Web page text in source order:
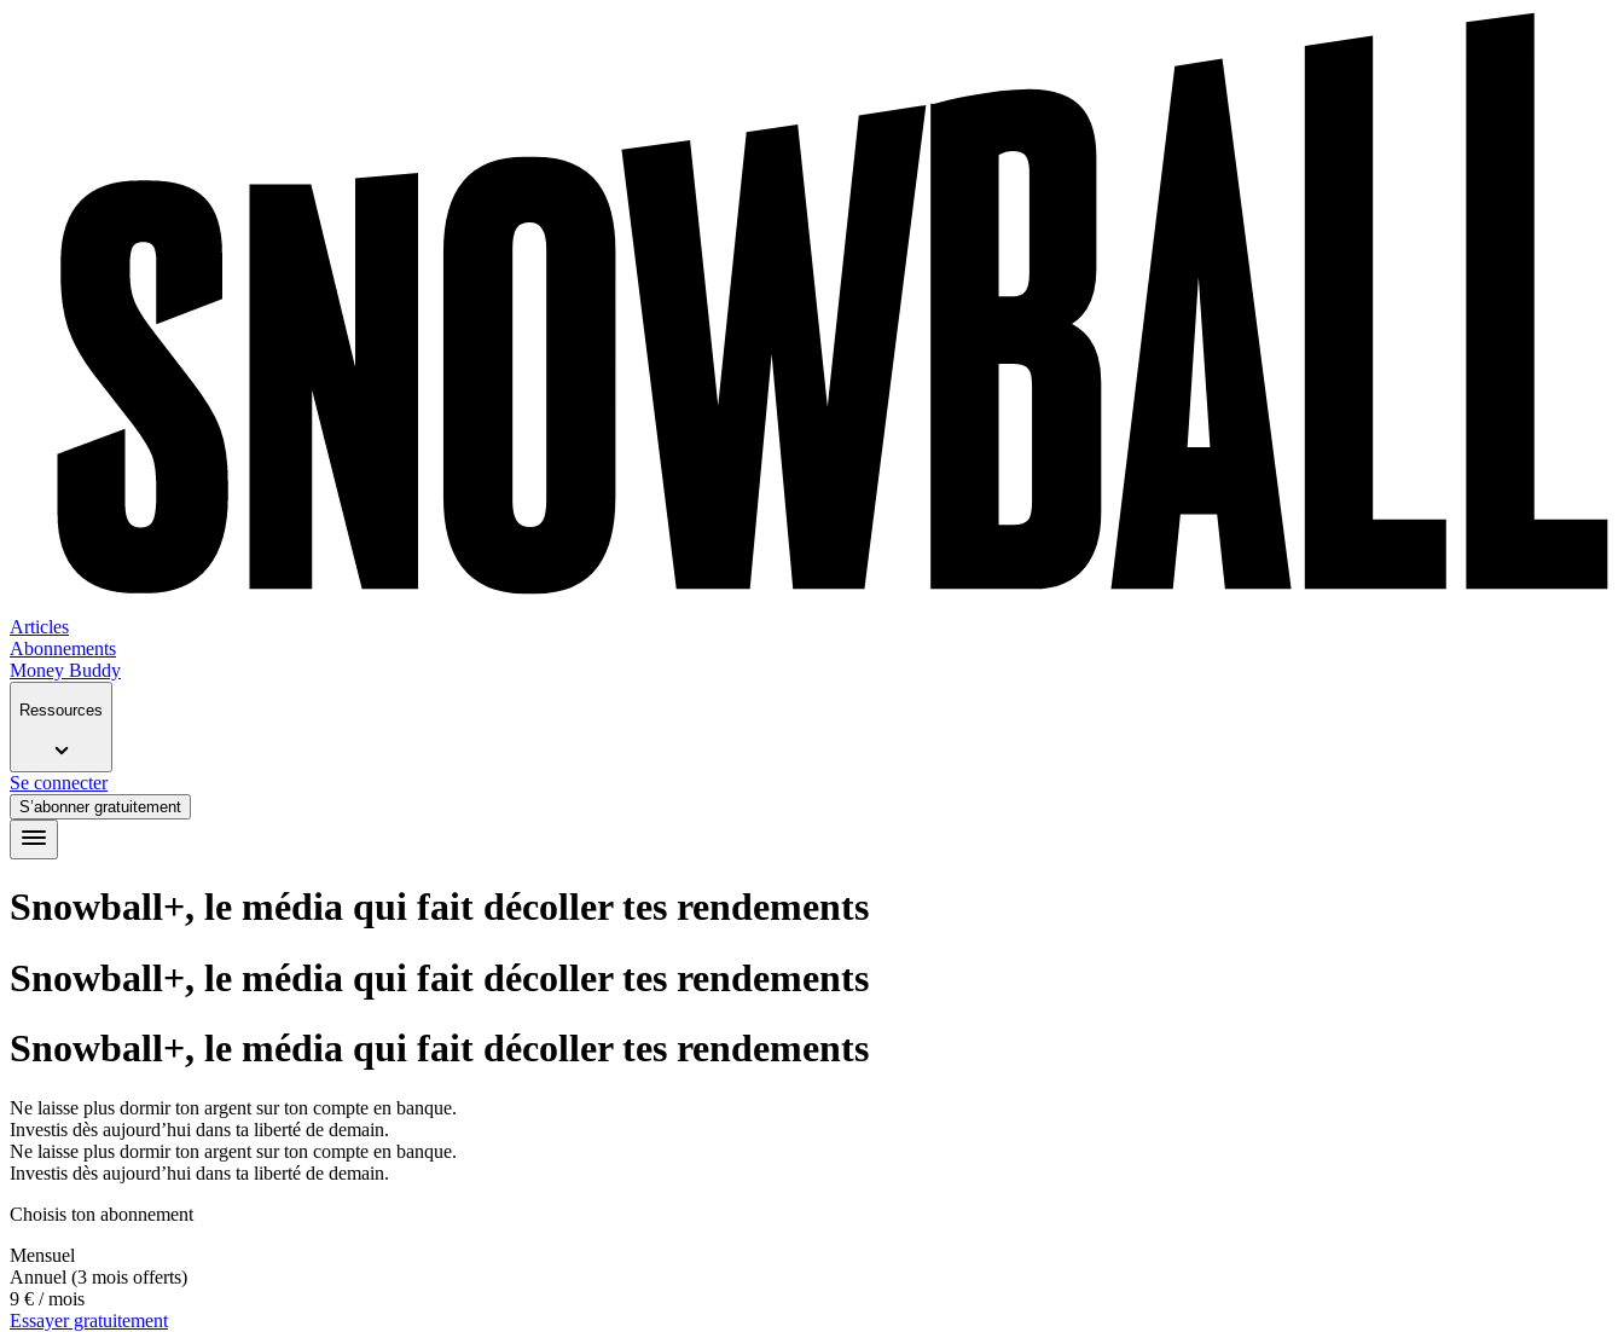
Articles
Abonnements
Money Buddy
Ressources
Se connecter
S’abonner gratuitement
Snowball+, le média qui fait décoller tes rendements
Snowball+, le média qui fait décoller tes rendements
Snowball+, le média qui fait décoller tes rendements
Ne laisse plus dormir ton argent sur ton compte en banque.
Investis dès aujourd’hui dans ta liberté de demain.
Ne laisse plus dormir ton argent sur ton compte en banque.
Investis dès aujourd’hui dans ta liberté de demain.
Choisis ton abonnement
Mensuel
Annuel (3 mois offerts)
9 € / mois
Essayer gratuitement